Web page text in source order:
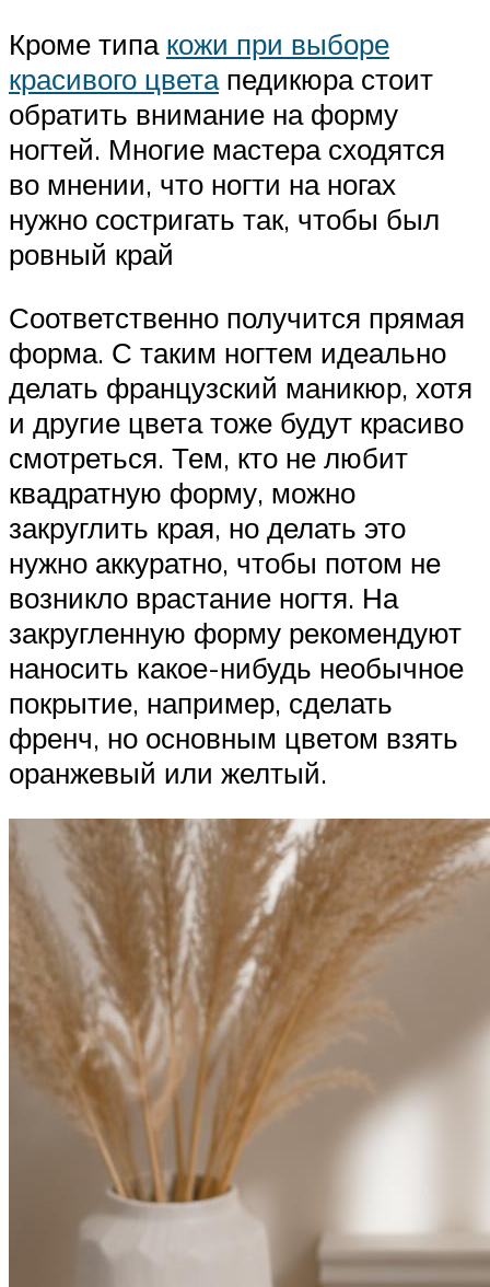
Кроме типа кожи при выборе
красивого цветапедикюра стоит
обратить внимание на форму
ногтей. Многие мастера сходятся
во мнении, что ногти на ногах
нужно состригать так, чтобы был
ровный край
Соответственно получится прямая
форма. С таким ногтем идеально
делать французский маникюр, хотя
и другие цвета тоже будут красиво
смотреться. Тем, кто не любит
квадратную форму, можно
закруглить края, но делать это
нужно аккуратно, чтобы потом не
возникло врастание ногтя. На
закругленную форму рекомендуют
наносить какое-нибудь необычное
покрытие, например, сделать
френч, но основным цветом взять
оранжевый или желтый.